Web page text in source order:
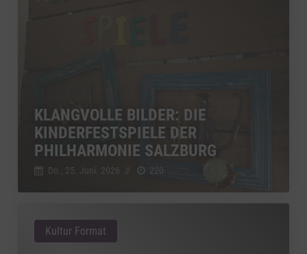
KLANGVOLLE BILDER: DIE
KINDERFESTSPIELE DER
PHILHARMONIE SALZBURG
Do., 25. Juni. 2026 // 220
Kultur Format